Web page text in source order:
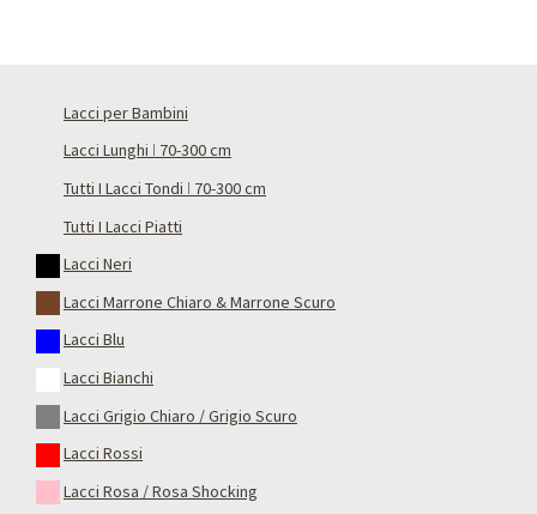
Lacci per Bambini
Lacci Lunghi ǀ 70-300 cm
Tutti I Lacci Tondi ǀ 70-300 cm
Tutti I Lacci Piatti
Lacci Neri
Lacci Marrone Chiaro & Marrone Scuro
Lacci Blu
Lacci Bianchi
Lacci Grigio Chiaro / Grigio Scuro
Lacci Rossi
Lacci Rosa / Rosa Shocking